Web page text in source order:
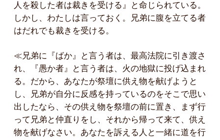
人を殺した者は裁きを受ける』と命じられている。
しかし、わたしは言っておく。兄弟に腹を立てる者
はだれでも裁きを受ける。
≪兄弟に『ばか』と言う者は、最高法院に引き渡さ
れ、『愚か者』と言う者は、火の地獄に投げ込まれ
る。だから、あなたが祭壇に供え物を献げようと
し、兄弟が自分に反感を持っているのをそこで思い
出したなら、その供え物を祭壇の前に置き、まず行
って兄弟と仲直りをし、それから帰って来て、供え
物を献げなさい。あなたを訴える人と一緒に道を行